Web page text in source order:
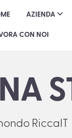
AZIENDA
CON NOI
RiccaIT